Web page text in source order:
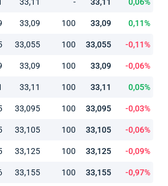
33,09 100 33,09 0,11%
33,055 100 33,055 -0,11%
33,09 100 33,09 -0,06%
33,11 100 33,11 0,05%
33,095 100 33,095 -0,03%
33,105 100 33,105 -0,06%
33,125 100 33,125 -0,09%
33,155 100 33,155 -0,97%